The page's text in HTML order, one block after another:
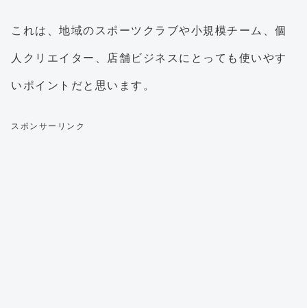
これは、地域のスポーツクラブや小規模チーム、個
人クリエイター、店舗ビジネスにとっても使いやす
いポイントだと思います。
スポンサーリンク